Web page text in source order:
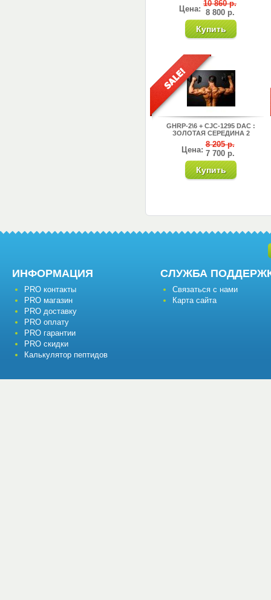
Цена:
10 860 р.
8 800 р.
GHRP-2\6 + CJC-1295 DAC :
ЗОЛОТАЯ СЕРЕДИНА 2
Цена:
8 205 р.
7 700 р.
ИНФОРМАЦИЯ
PRO контакты
PRO магазин
PRO доставку
PRO оплату
PRO гарантии
PRO скидки
Калькулятор пептидов
СЛУЖБА
Связаться с нами
Карта сайта